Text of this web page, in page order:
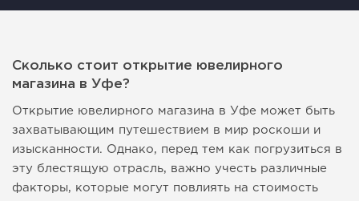
Сколько стоит открытие ювелирного
магазина в Уфе?
Открытие ювелирного магазина в Уфе может быть
захватывающим путешествием в мир роскоши и
изысканности. Однако, перед тем как погрузиться в
эту блестящую отрасль, важно учесть различные
факторы, которые могут повлиять на стоимость